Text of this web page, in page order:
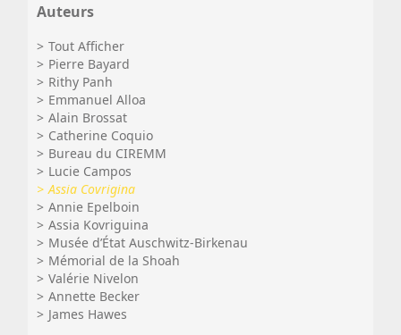
Auteurs
Tout Afficher
Pierre Bayard
Rithy Panh
Emmanuel Alloa
Alain Brossat
Catherine Coquio
Bureau du CIREMM
Lucie Campos
Assia Covrigina
Annie Epelboin
Assia Kovriguina
Musée d’État Auschwitz-Birkenau
Mémorial de la Shoah
Valérie Nivelon
Annette Becker
James Hawes